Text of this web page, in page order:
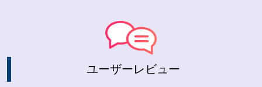
ユーザーレビュー